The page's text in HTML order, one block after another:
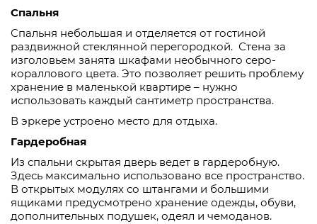
Спальня
Спальня небольшая и отделяется от гостиной
раздвижной стеклянной перегородкой. Стена за
изголовьем занята шкафами необычного серо-
кораллового цвета. Это позволяет решить проблему
хранение в маленькой квартире – нужно
использовать каждый сантиметр пространства.
В эркере устроено место для отдыха.
Гардеробная
Из спальни скрытая дверь ведет в гардеробную.
Здесь максимально использовано все пространство.
В открытых модулях со штангами и большими
ящиками предусмотрено хранение одежды, обуви,
дополнительных подушек, одеял и чемоданов.